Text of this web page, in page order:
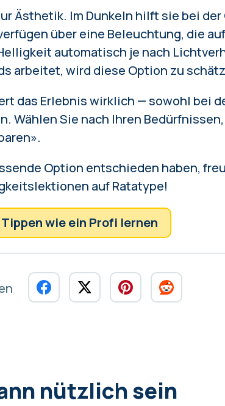
Ästhetik. Im Dunkeln hilft sie bei
über eine Beleuchtung, die
automatisch je nach
arbeitet, wird diese Option zu
das Erlebnis wirklich — sowohl bei
Wählen Sie nach Ihren
Option entschieden haben,
auf Ratatype!
Tippen wie ein Profi lernen
nützlich sein